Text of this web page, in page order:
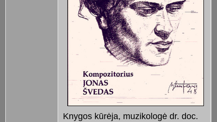
Knygos kūrėja, muzikologė dr. doc.